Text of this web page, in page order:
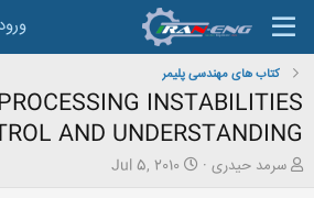
ورود
کتاب های مهندسی پلیمر
INSTABILITIES
AND UNDERSTANDING
ش
سرمد حیدری
تJul 5, 2010